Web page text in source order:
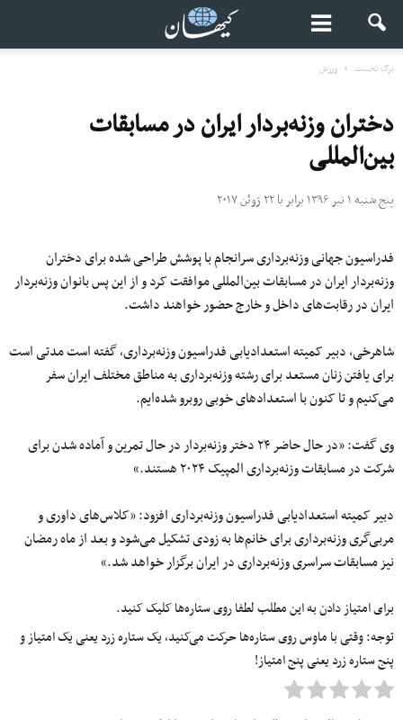
برگ نخست ورزش
دختران وزنه‌بردار ایران در مسابقات
بین‌المللی
پنج شنبه ۱ تیر ۱۳۹۶ برابر با ۲۲ ژوئن ۲۰۱۷
فدراسیون جهانی وزنه‌برداری سرانجام با پوشش طراحی شده برای دختران
وزنه‌بردار ایران در مسابقات بین‌المللی موافقت کرد و از این پس بانوان وزنه‌بردار
ایران در رقابت‌های داخل و خارج حضور خواهند داشت.
شاهرخی، دبیر کمیته استعدادیابی فدراسیون وزنه‌برداری، گفته است مدتی است
برای یافتن زنان مستعد برای رشته وزنه‌برداری به مناطق مختلف ایران سفر
می‌کنیم و تا کنون با استعدادهای خوبی روبرو شده‌ایم.
وی گفت: «در حال حاضر ۲۴ دختر وزنه‌بردار در حال تمرین و آماده شدن برای
شرکت در مسابقات وزنه‌برداری المپیک ۲۰۲۴ هستند.»
دبیر کمیته استعدادیابی فدراسیون وزنه‌برداری افزود: «کلاس‌های داوری و
مربی‌گری وزنه‌برداری برای خانم‌ها به زودی تشکیل می‌شود و بعد از ماه رمضان
نیز مسابقات سراسری وزنه‌برداری در ایران برگزار خواهد شد.»
برای امتیاز دادن به این مطلب لطفا روی ستاره‌ها کلیک کنید.
توجه: وقتی با ماوس روی ستاره‌ها حرکت می‌کنید، یک ستاره زرد یعنی یک امتیاز و
پنج ستاره زرد یعنی پنج امتیاز!